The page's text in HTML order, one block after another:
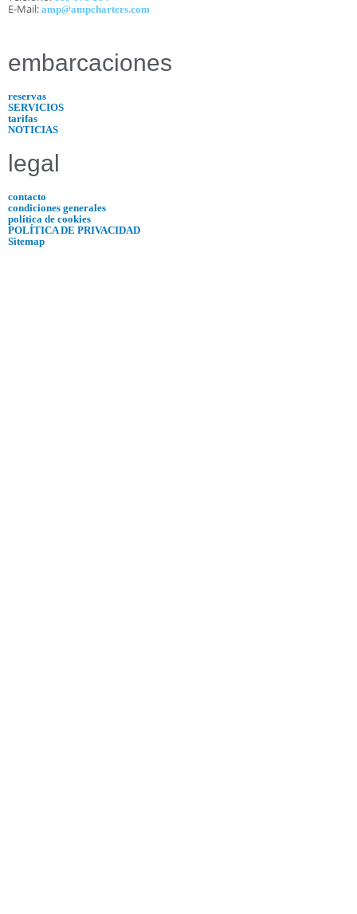
E-Mail: amp@ampcharters.com
embarcaciones
reservas
SERVICIOS
tarifas
NOTICIAS
legal
contacto
condiciones generales
política de cookies
POLÍTICA DE PRIVACIDAD
Sitemap